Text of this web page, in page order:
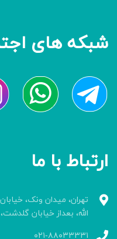
شبکه های
ارتباط با ما
تهران، میدان ونک،
الله، بعداز خیابان گلدشت،
۰۲۱-۸۸۰۳۳۳۳۱